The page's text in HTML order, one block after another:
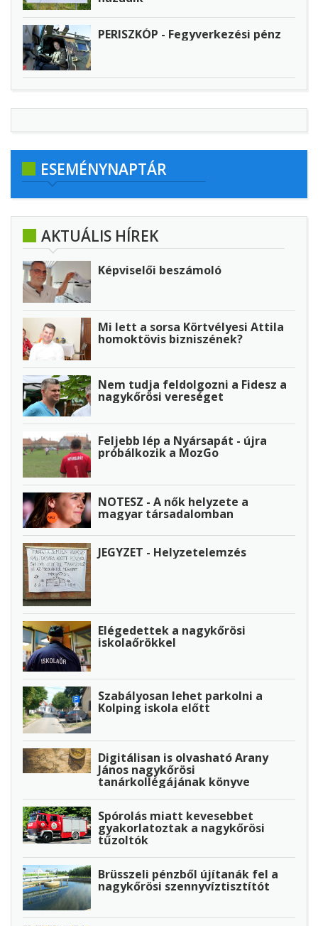
PERISZKÓP - Fegyverkezési pénz
ESEMÉNYNAPTÁR
AKTUÁLIS HÍREK
Képviselői beszámoló
Mi lett a sorsa Körtvélyesi Attila
homoktövis bizniszének?
Nem tudja feldolgozni a Fidesz a
nagykőrösi vereséget
Feljebb lép a Nyársapát - újra
próbálkozik a MozGo
NOTESZ - A nők helyzete a
magyar társadalomban
JEGYZET - Helyzetelemzés
Elégedettek a nagykőrösi
iskolaőrökkel
Szabályosan lehet parkolni a
Kolping iskola előtt
Digitálisan is olvasható Arany
János nagykőrösi
tanárkollégájának könyve
Spórolás miatt kevesebbet
gyakorlatoztak a nagykőrösi
tűzoltók
Brüsszeli pénzből újítanák fel a
nagykőrösi szennyvíztisztítót